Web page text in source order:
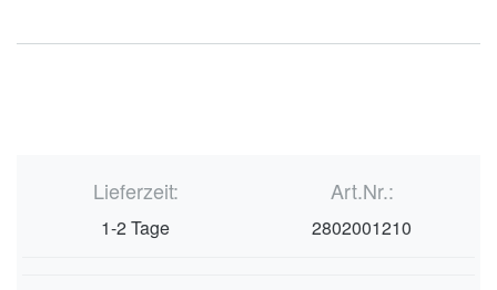
Lieferzeit:
1-2 Tage
Art.Nr.:
2802001210